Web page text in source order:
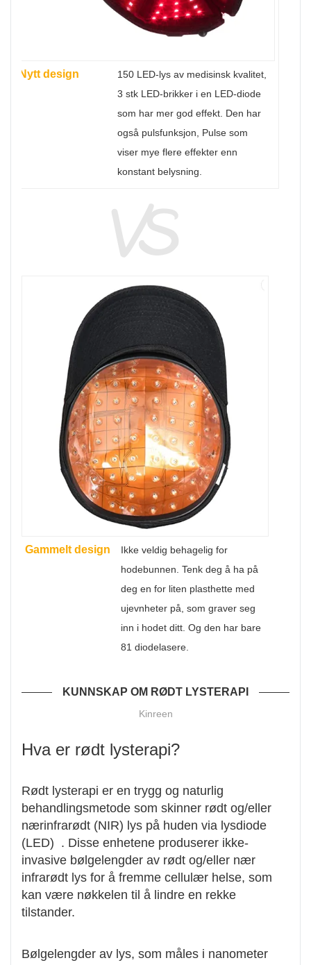
Nytt design
150 LED-lys av medisinsk kvalitet,
3 stk LED-brikker i en LED-diode
som har mer god effekt. Den har
også pulsfunksjon, Pulse som
viser mye flere effekter enn
konstant belysning.
Gammelt design
Ikke veldig behagelig for
hodebunnen. Tenk deg å ha på
deg en for liten plasthette med
ujevnheter på, som graver seg
inn i hodet ditt. Og den har bare
81 diodelasere.
KUNNSKAP OM RØDT LYSTERAPI
Kinreen
Hva er rødt lysterapi?
Rødt lysterapi er en trygg og naturlig
behandlingsmetode som skinner rødt og/eller
nærinfrarødt (NIR) lys på huden via lysdiode
(LED) . Disse enhetene produserer ikke-
invasive bølgelengder av rødt og/eller nær
infrarødt lys for å fremme cellulær helse, som
kan være nøkkelen til å lindre en rekke
tilstander.
Bølgelengder av lys, som måles i nanometer